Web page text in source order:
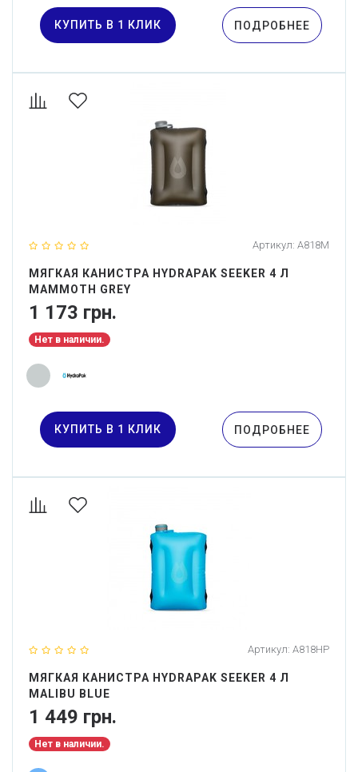
КУПИТЬ В 1 КЛИК ПОДРОБНЕЕ
Артикул: A818M
МЯГКАЯ КАНИСТРА HYDRAPAK SEEKER 4 Л
MAMMOTH GREY
1 173 грн.
Нет в наличии.
КУПИТЬ В 1 КЛИК ПОДРОБНЕЕ
Артикул: A818HP
МЯГКАЯ КАНИСТРА HYDRAPAK SEEKER 4 Л
MALIBU BLUE
1 449 грн.
Нет в наличии.